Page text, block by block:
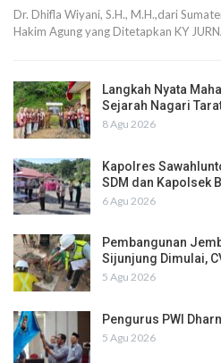
Dr. Dhifla Wiyani, S.H., M.H.,dari
Hakim Agung yang Ditetapkan KY
Langkah Nyata
Sejarah Nagari
8 Agu 2026
Kapolres
SDM dan Kapolsek
6 Agu 2026
Pembangunan
Sijunjung Dimulai,
5 Agu 2026
Pengurus PWI
5 Agu 2026